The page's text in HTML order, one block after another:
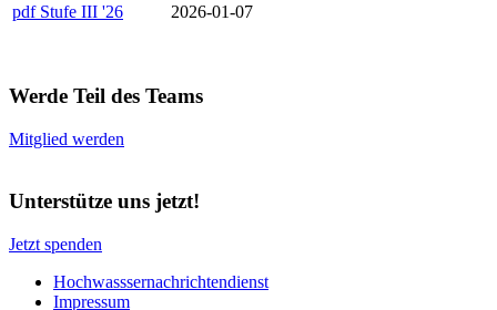
pdf Stufe III '26 2026-01-07
Werde Teil des Teams
Mitglied werden
Unterstütze uns jetzt!
Jetzt spenden
Hochwasssernachrichtendienst
Impressum